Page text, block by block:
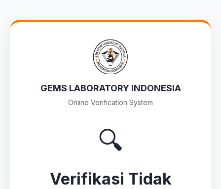
GEMS LABORATORY INDONESIA
Online Verification System
🔍
Verifikasi Tidak